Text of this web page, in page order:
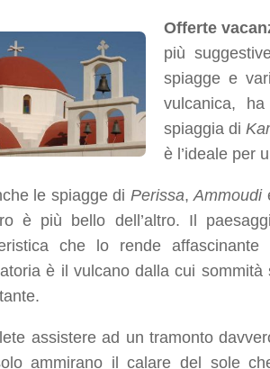
Offerte
più
spiagge e
vulcanica,
spiaggia di
è l’ideale per
le spiagge di Perissa,Ammoudi
è più bello dell’altro. Il
che lo rende
è il vulcano dalla cui
assistere ad un tramonto
ammirano il calare del sole